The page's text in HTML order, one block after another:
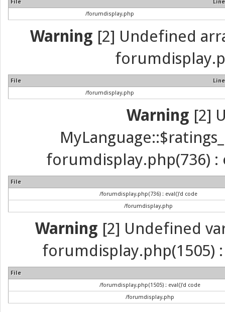
File
Line
/forumdisplay.php
Warning [2] Undefined
File
Line
/forumdisplay.php
Warning [2]
forumdisplay.php(736) :
File
/forumdisplay.php(736) : eval()'d code
/forumdisplay.php
Warning [2] Undefined
forumdisplay.php(1505)
File
/forumdisplay.php(1505) : eval()'d code
/forumdisplay.php